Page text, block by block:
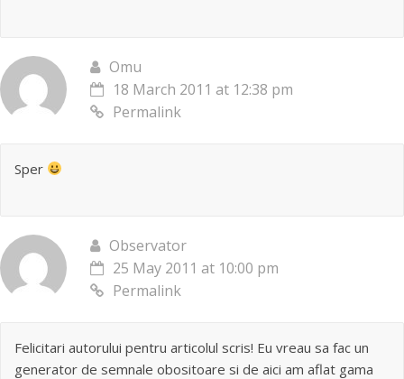
Omu
18 March 2011 at 12:38 pm
Permalink
Sper
Observator
25 May 2011 at 10:00 pm
Permalink
Felicitari autorului pentru articolul scris! Eu vreau sa fac un
generator de semnale obositoare si de aici am aflat gama